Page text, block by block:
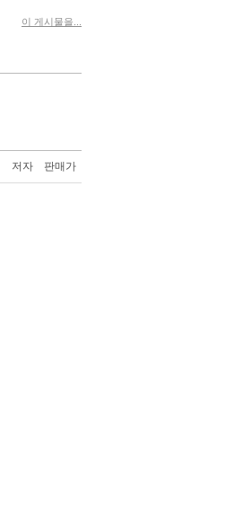
이 게시물을...
저자 판매가